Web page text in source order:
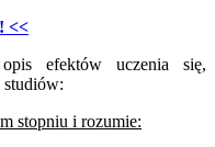
<<
efektów uczenia się,
studiów:
stopniu i rozumie: